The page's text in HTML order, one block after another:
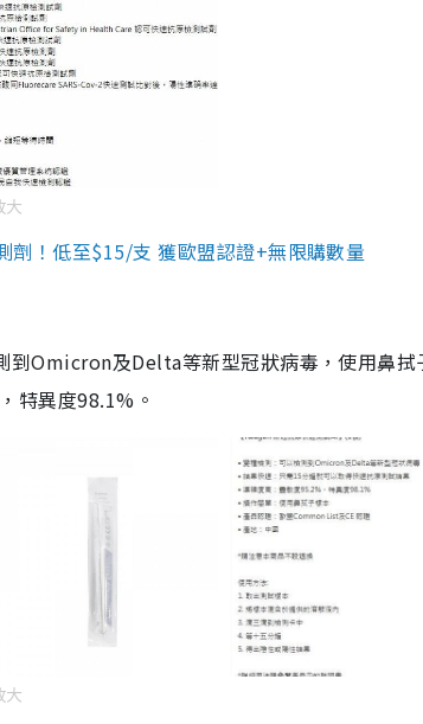
大
劑！低至$15/支 獲歐盟認證+無限購數量
到Omicron及Delta等新型冠狀病毒，使用鼻拭
特異度98.1%。
大